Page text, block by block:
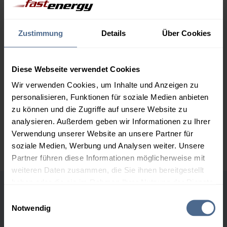
Zustimmung Details Über Cookies
Diese Webseite verwendet Cookies
Wir verwenden Cookies, um Inhalte und Anzeigen zu
personalisieren, Funktionen für soziale Medien anbieten
zu können und die Zugriffe auf unsere Website zu
analysieren. Außerdem geben wir Informationen zu Ihrer
Verwendung unserer Website an unsere Partner für
soziale Medien, Werbung und Analysen weiter. Unsere
Partner führen diese Informationen möglicherweise mit
weiteren Daten zusammen, die Sie ihnen bereitgestellt
Notwendig
1.000 Liter
2.000 Liter 0,00 €
3.000 Liter
153,40 €
5.000 Liter
152,41 €
152,41 €
0,00 €
Preise für Heizöl in Standardqualität nach Ö-Norm C 1109 in € / 100
Liter inkl. MwSt. und Lieferung bei einer Lieferstelle.
Höchst- und Tiefststände der
Heizölpreise in Martinsberg